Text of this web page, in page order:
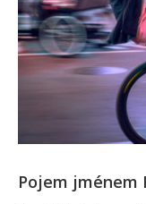
Pojem jménem